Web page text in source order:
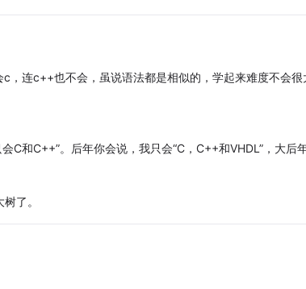
，连c++也不会，虽说语法都是相似的，学起来难度不会很
C和C++”。后年你会说，我只会“C，C++和VHDL”，大后
了。